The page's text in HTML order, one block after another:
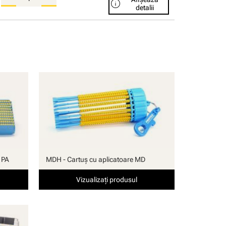
info
detalii
MDH - Cartuş cu aplicatoare MD
Vizualizați produsul